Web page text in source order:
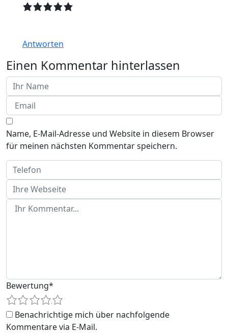
Antworten
Einen Kommentar hinterlassen
Name, E-Mail-Adresse und Website in diesem Browser
für meinen nächsten Kommentar speichern.
Bewertung*
4
3
2
1
Benachrichtige mich über nachfolgende
Kommentare via E-Mail.